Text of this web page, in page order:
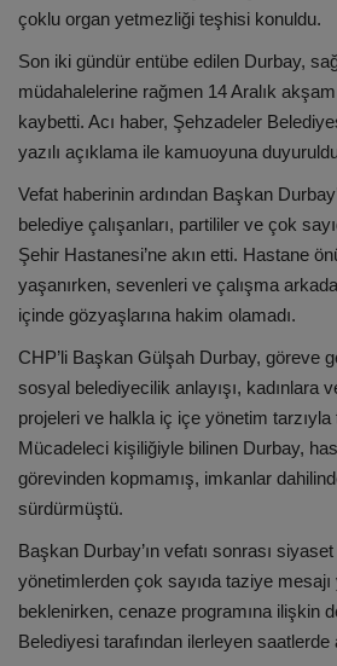
çoklu organ yetmezliği teşhisi konuldu.
Son iki gündür entübe edilen Durbay,
müdahalelerine rağmen 14 Aralık akşam
kaybetti. Acı haber, Şehzadeler
yazılı açıklama ile kamuoyuna
Vefat haberinin ardından Başkan
belediye çalışanları, partililer ve çok
Şehir Hastanesi’ne akın etti. Hastane
yaşanırken, sevenleri ve çalışma
içinde gözyaşlarına hakim olamadı.
CHP’li Başkan Gülşah Durbay, göreve
sosyal belediyecilik anlayışı, kadınlara
projeleri ve halkla iç içe yönetim tarzıyla
Mücadeleci kişiliğiyle bilinen Durbay,
görevinden kopmamış, imkanlar
sürdürmüştü.
Başkan Durbay’ın vefatı sonrası
yönetimlerden çok sayıda taziye mesajı
beklenirken, cenaze programına ilişkin
Belediyesi tarafından ilerleyen saatlerde